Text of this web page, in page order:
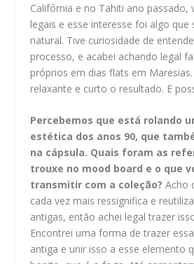
Califórnia e no Tahiti ano passado,
legais e esse interesse foi algo que
natural. Tive curiosidade de
processo, e acabei achando legal
próprios em dias flats em
relaxante e curto o resultado. E
Percebemos que está rolando
estética dos anos 90, que
na cápsula. Quais foram as
trouxe no mood board e o que
transmitir com a coleção? Acho
cada vez mais ressignifica e
antigas, então achei legal trazer
Encontrei uma forma de trazer
antiga e unir isso a esse elemento